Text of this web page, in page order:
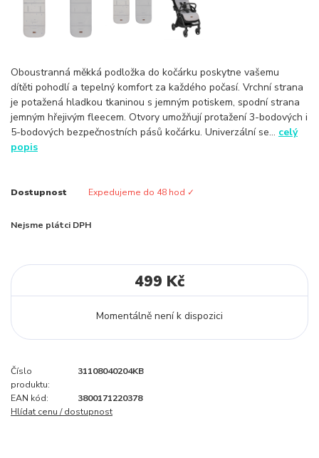
Oboustranná měkká podložka do kočárku poskytne vašemu
dítěti pohodlí a tepelný komfort za každého počasí. Vrchní strana
je potažená hladkou tkaninou s jemným potiskem, spodní strana
jemným hřejivým fleecem. Otvory umožňují protažení 3-bodových i
5-bodových bezpečnostních pásů kočárku. Univerzální se... celý
popis
Dostupnost Expedujeme do 48 hod ✓
Nejsme plátci DPH
499 Kč
Momentálně není k dispozici
Číslo
produktu:
31108040204KB
EAN kód:
3800171220378
Hlídat cenu / dostupnost